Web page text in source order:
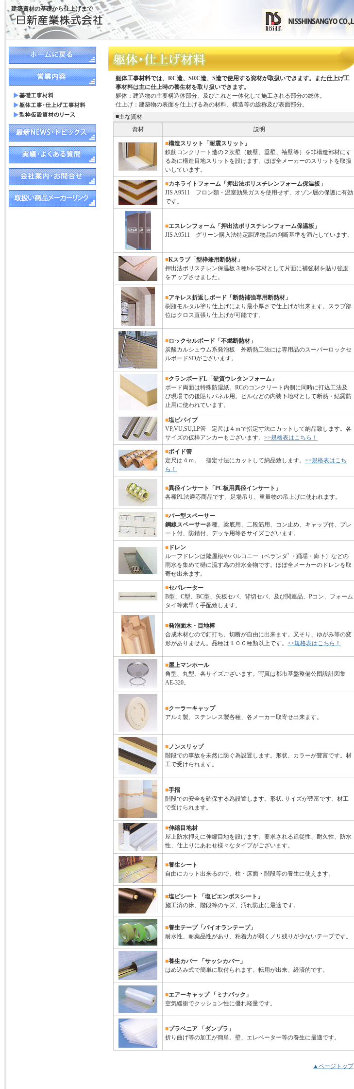
建築資材の基礎から仕上げまで
躯体工事材料では、RC造、SRC造、S造で使用する資材が取扱いできます。また仕上げ工
事材料は主に仕上時の養生材を取り扱いできます。
躯体：建造物の主要構造体部分、及びこれと一体化して施工される部分の総体。
仕上げ：建築物の表面を仕上げる為の材料、構造等の総称及び表面部分。
■主な資材
資材
説明
■構造スリット「耐震スリット」
鉄筋コンクリート造の２次壁（腰壁、垂壁、袖壁等）を非構造部材にす
る為に構造目地スリットを設けます。ほぼ全メーカーのスリットを取扱
いしています。
■カネライトフォーム「押出法ポリスチレンフォーム保温板」
JIS A9511 フロン類・温室効果ガスを使用せず、オゾン層の保護に有効
です。
■エスレンフォーム「押出法ポリスチレンフォーム保温板」
JIS A9511 グリーン購入法特定調達物品の判断基準を満たしています。
■Kスラブ「型枠兼用断熱材」
押出法ポリスチレン保温板３種bを芯材として片面に補強材を貼り強度
をアップさせました。
■アキレス折返しボード「断熱補強専用断熱材」
樹脂モルタル塗り仕上げにより最小厚さで仕上げが出来ます。スラブ部
位はクロス直張り仕上げが可能です。
■ロックセルボード「不燃断熱材」
炭酸カルシュウム系発泡板 外断熱工法には専用品のスーパーロックセ
ルボードSDがございます。
■クランボードL「硬質ウレタンフォーム」
ボード両面は特殊防湿紙。RCのコンクリート内側に同時に打込工法及
び現場での後貼りパネル用。ビルなどの内装下地材として断熱・結露防
止用に使われています。
■塩ビパイプ
VP,VU,SU,LP管 定尺は４ｍで指定寸法にカットして納品致します。各
サイズの仮枠アンカーもございます。 >>規格表はこちら！
■ボイド管
定尺は４ｍ。 指定寸法にカットして納品致します。 >>規格表はこち
ら！
■異径インサート「PC板用異径インサート」
各種PL法適応商品です。足場吊り、重量物の吊上げに使われます。
■バー型スペーサー
鋼線スペーサー各種、梁底用、二段筋用、コン止め、キャップ付、プレ
ート付、防錆付、デッキ用等各サイズございます。
■ ドレン
ルーフドレンは陸屋根やバルコニー（ベランダﾞ・踊場・廊下）などの
雨水を集めて樋に流す為の排水金物です。ほぼ全メーカーのドレンを取
寄せ出来ます。
■セパレーター
B型、C型、BC型、矢板セパ、背切セパ、及び関連品、Pコン、フォーム
タイ等素早く手配致します。
■発泡面木・目地棒
合成木材なので釘打ち、切断が自由に出来ます。又そり、ゆがみ等の変
形がありません。品種は１００種類以上です。 >>規格表はこちら！
■屋上マンホール
角型、丸型、各サイズございます。写真は都市基盤整備公団設計図集
AE-320。
■クーラーキャップ
アルミ製、ステンレス製各種、各メーカー取寄せ出来ます。
■ノンスリップ
階段での事故を未然に防ぐ為設置します。形状、カラーが豊富です。材
工で受けられます。
■手摺
階段での安全を確保する為設置します。形状､サイズが豊富です。材工
で受けられます。
■伸縮目地材
屋上防水押えに伸縮目地を設けます。要求される追従性、耐久性、防水
性、仕上りにあわせ様々なタイプがございます。
■養生シート
自由にカット出来るので、柱・床面・階段等の養生に使えます。
■塩ビシート 「塩ビエンボスシート」
施工済の床、階段等のキズ、汚れ防止に最適です。
■養生テープ「パイオランテープ」
耐水性、耐薬品性があり、粘着力が弱くノリ残りが少ないテープです。
■養生カバー 「サッシカバー」
はめ込み式で簡単に取付られます。転用が出来、経済的です。
■エアーキャップ 「ミナパック」
空気緩衝でクッション性に優れ軽量です。
■プラベニア 「ダンプラ」
折り曲げ等の加工が簡単。壁、エレベーター等の養生に最適です。
▲ページトップ